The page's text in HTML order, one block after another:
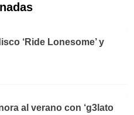
‘Ride Lonesome’ y
al verano con ‘g3lato